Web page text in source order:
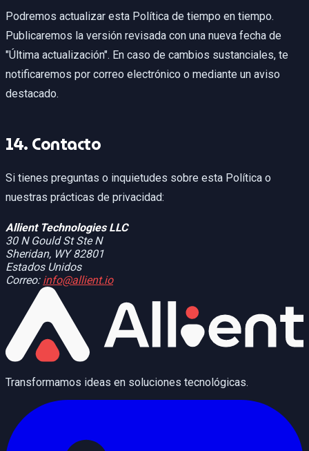
Podremos actualizar esta Política de tiempo en tiempo.
Publicaremos la versión revisada con una nueva fecha de
"Última actualización". En caso de cambios sustanciales, te
notificaremos por correo electrónico o mediante un aviso
destacado.
14. Contacto
Si tienes preguntas o inquietudes sobre esta Política o
nuestras prácticas de privacidad:
Allient Technologies LLC
30 N Gould St Ste N
Sheridan, WY 82801
Estados Unidos
Correo: info@allient.io
Transformamos ideas en soluciones tecnológicas.